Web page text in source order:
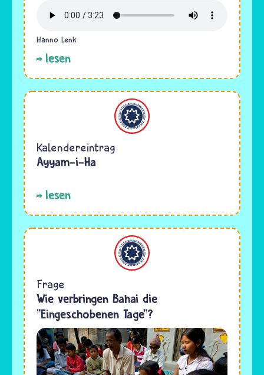
Hanno Lenk
lesen
Bahaitum
Kalendereintrag
Ayyam-i-Ha
lesen
Bahaitum
Frage
Wie verbringen Bahai die
"Eingeschobenen Tage"?